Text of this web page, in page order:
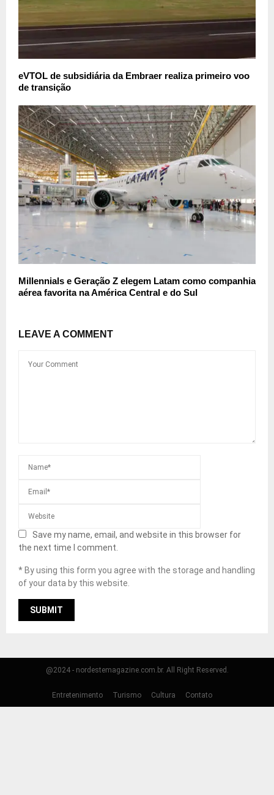
eVTOL de subsidiária da Embraer realiza primeiro voo
de transição
Millennials e Geração Z elegem Latam como companhia
aérea favorita na América Central e do Sul
LEAVE A COMMENT
Save my name, email, and website in this browser for
the next time I comment.
* By using this form you agree with the storage and handling
of your data by this website.
@2024 - nordestemagazine.com.br. All Right Reserved.
Entretenimento Turismo Cultura Contato